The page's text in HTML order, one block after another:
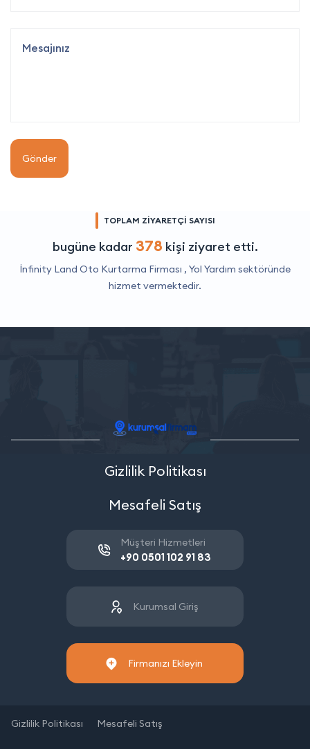
Gönder
TOPLAM ZİYARETÇİ SAYISI
bugüne kadar 378 kişi ziyaret etti.
İnfinity Land Oto Kurtarma Firması , Yol Yardım sektöründe
hizmet vermektedir.
Gizlilik Politikası
Mesafeli Satış
Müşteri Hizmetleri
+90 0501 102 91 83
Kurumsal Giriş
Firmanızı Ekleyin
Gizlilik Politikası Mesafeli Satış